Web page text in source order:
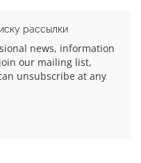
рассылки
news, information
our mailing list,
unsubscribe at any